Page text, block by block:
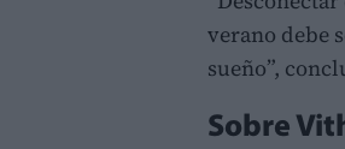
verano debe
sueño”,
Sobre